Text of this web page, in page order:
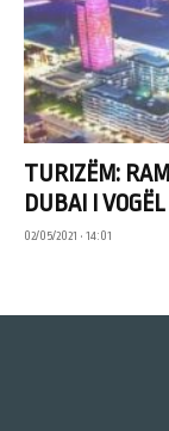
TURIZËM:
DUBAI I
02/05/2021 • 14:01